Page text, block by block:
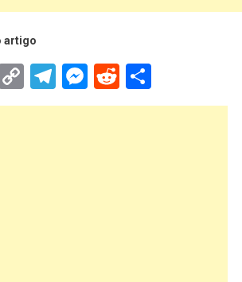
artigo
Copy
Link
Telegram
Messenger
Reddit
Share